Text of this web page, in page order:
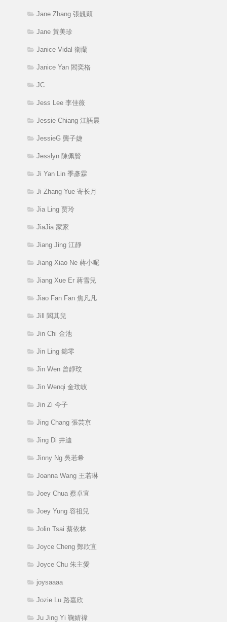
Jane Zhang 張靚穎
Jane 黃美珍
Janice Vidal 衛蘭
Janice Yan 閻奕格
JC
Jess Lee 李佳薇
Jessie Chiang 江語晨
JessieG 龔子婕
Jesslyn 陳佩賢
Ji Yan Lin 季彥霖
Ji Zhang Yue 寄长月
Jia Ling 贾玲
JiaJia 家家
Jiang Jing 江靜
Jiang Xiao Ne 蔣小呢
Jiang Xue Er 蔣雪兒
Jiao Fan Fan 焦凡凡
Jill 閻其兒
Jin Chi 金池
Jin Ling 錦零
Jin Wen 曾靜玟
Jin Wenqi 金玟岐
Jin Zi 今子
Jing Chang 張芸京
Jing Di 井迪
Jinny Ng 吳若希
Joanna Wang 王若琳
Joey Chua 蔡卓宜
Joey Yung 容祖兒
Jolin Tsai 蔡依林
Joyce Cheng 鄭欣宜
Joyce Chu 朱主愛
joysaaaa
Jozie Lu 路嘉欣
Ju Jing Yi 鞠婧禕